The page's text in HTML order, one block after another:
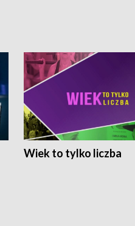
Wiek to tylko liczba